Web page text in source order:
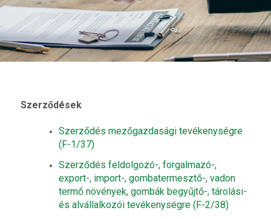
Szerződések
Szerződés mezőgazdasági tevékenységre
(F-1/37)
Szerződés feldolgozó-, forgalmazó-,
export-, import-, gombatermesztő-, vadon
termő növények, gombák begyűjtő-, tárolási-
és alvállalkozói tevékenységre (F-2/38)